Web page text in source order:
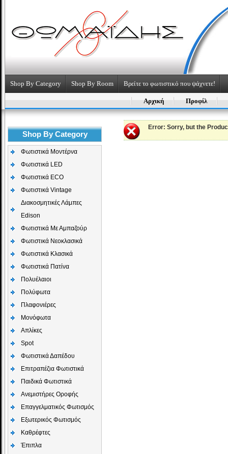
Shop By Category Shop By Room Βρείτε το φωτιστικό που ψάχνετε!
Αρχική Προφίλ
Shop By Category
Φωτιστικά Μοντέρνα
Φωτιστικά LED
Φωτιστικά ECO
Φωτιστικά Vintage
Διακοσμητικές Λάμπες
Edison
Φωτιστικά Με Αμπαζούρ
Φωτιστικά Νεοκλασικά
Φωτιστικά Κλασικά
Φωτιστικά Πατίνα
Πολυέλαιοι
Πολύφωτα
Πλαφονιέρες
Μονόφωτα
Απλίκες
Spot
Φωτιστικά Δαπέδου
Επιτραπέζια Φωτιστικά
Παιδικά Φωτιστικά
Aνεμιστήρες Οροφής
Επαγγελματικός Φωτισμός
Εξωτερικός Φωτισμός
Καθρέφτες
Έπιπλα
Error: Sorry, but the